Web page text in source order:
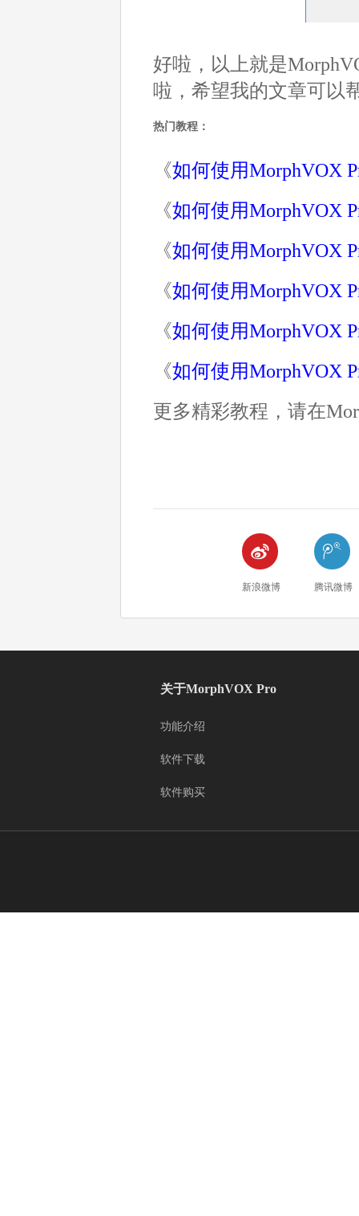
好啦，以上就是
啦，希望我的文章可以
热门教程：
《如何使用MorphVOX
《如何使用MorphVOX
《如何使用MorphVOX
《如何使用MorphVOX
《如何使用MorphVOX
《如何使用MorphVOX
更多精彩教程，请在

新浪微博

腾讯微博
关于MorphVOX Pro
功能介绍
软件下载
软件购买